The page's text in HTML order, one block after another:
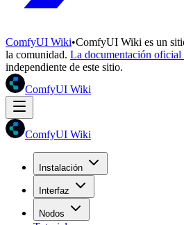
ComfyUI Wiki•ComfyUI Wiki es un
la comunidad. La documentación
independiente de este sitio.
ComfyUI Wiki
ComfyUI Wiki
Instalación
Interfaz
Nodos